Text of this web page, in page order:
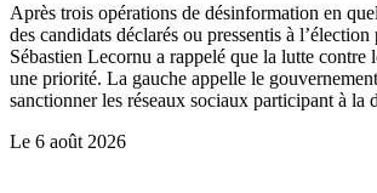
Après trois opérations de désinformation en
des candidats déclarés ou pressentis à
Sébastien Lecornu a rappelé que la lutte contre
une priorité. La gauche appelle le
sanctionner les réseaux sociaux participant à la
Le 6 août 2026